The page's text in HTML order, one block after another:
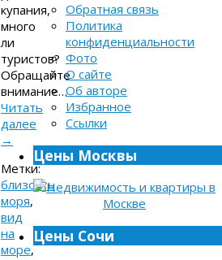
купания,
много
ли
туристов?
Обращайте
внимание…
Читать
далее
→
Метки:
близость
моря,
вид
на
море,
Обратная связь
Политика
конфиденциальности
Фото
О сайте
Об авторе
Избранное
Ссылки
Цены Москвы
Цены Сочи